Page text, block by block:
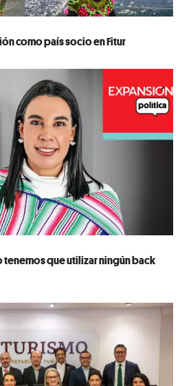
como país socio en Fitur
que utilizar ningún back